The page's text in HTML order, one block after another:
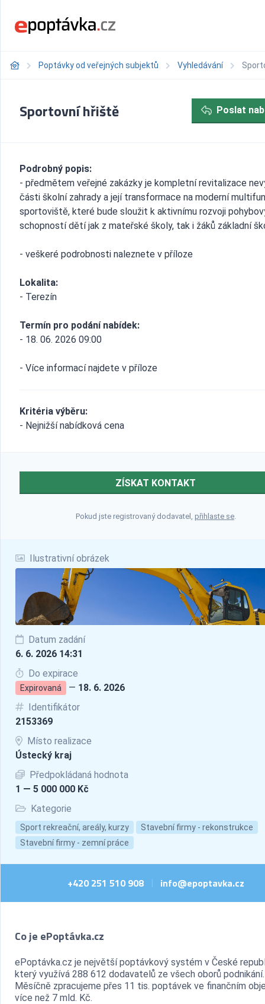
Poptávky od veřejných subjektů Vyhledávání
Ilustrativní obrázek
Datum zadání
6. 6. 2026 14:31
Do expirace
Expirovaná — 18. 6. 2026
Identifikátor
2153369
Místo realizace
Ústecký kraj
Předpokládaná hodnota
1 — 5 000 000 Kč
Kategorie
Sport rekreační, areály, kurzy
Stavební firmy - rekonstrukce
Stavební firmy - zemní práce
Sportovní hřiště Poslat
Podrobný popis:
- předmětem veřejné zakázky je kompletní revitalizace
části školní zahrady a její transformace na moderní
sportoviště, které bude sloužit k aktivnímu rozvoji
schopností dětí jak z mateřské školy, tak i žáků základní
- veškeré podrobnosti naleznete v příloze
Lokalita:
- Terezín
Termín pro podání nabídek:
- 18. 06. 2026 09:00
- Více informací najdete v příloze
Kritéria výběru:
- Nejnižší nabídková cena
ZÍSKAT KONTAKT
Pokud jste registrovaný dodavatel, přihlaste se.
+420 251 510 908 | info@epoptavka.cz
Co je ePoptávka.cz
ePoptávka.cz je největší poptávkový systém v České
který využívá 288 612 dodavatelů ze všech oborů podnikání.
Měsíčně zpracujeme přes 11 tis. poptávek ve finančním
více než 7 mld. Kč.